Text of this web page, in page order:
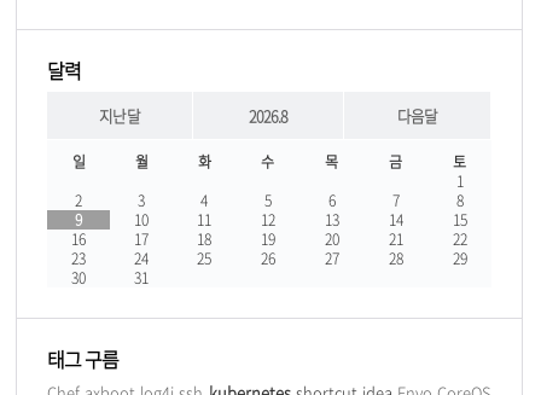
달력
지난달 2026.8 다음달
일 월 화 수 목 금
토
1
2
3 4 5 6 7
8
9
10 11 12 13 14
15
16
17 18 19 20 21
22
23
24 25 26 27 28
29
30
31
태그 구름